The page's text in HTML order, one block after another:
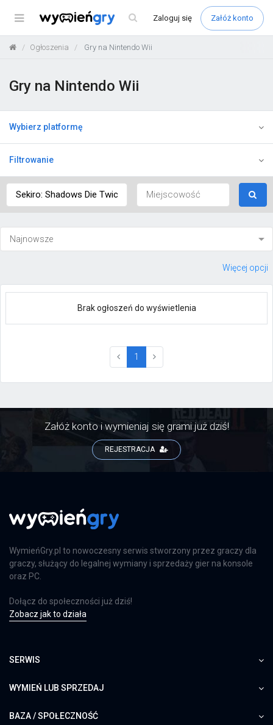
Menu Zaloguj się Załóż konto
Ogłoszenia Gry na Nintendo Wii
Gry na Nintendo Wii
Wybierz platformę
Filtrowanie
Więcej opcji
Brak ogłoszeń do wyświetlenia
1 (current)
Załóż konto i wymieniaj się grami już dziś!
REJESTRACJA
WymieńGry.pl to nowoczesny serwis stworzony przez graczy dla
graczy, służący do legalnej wymiany i sprzedaży gier na konsole
oraz PC.
Dołącz do społeczności już dziś!
Zobacz jak to działa
SERWIS
WYMIEŃ LUB SPRZEDAJ
BAZA / SPOŁECZNOŚĆ